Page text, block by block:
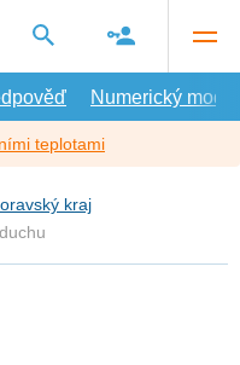
Numerický model
teplotami
kraj